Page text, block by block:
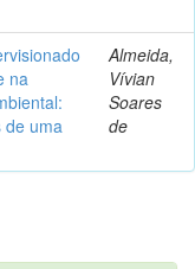
na
de uma
Almeida,
Vívian
Soares
de